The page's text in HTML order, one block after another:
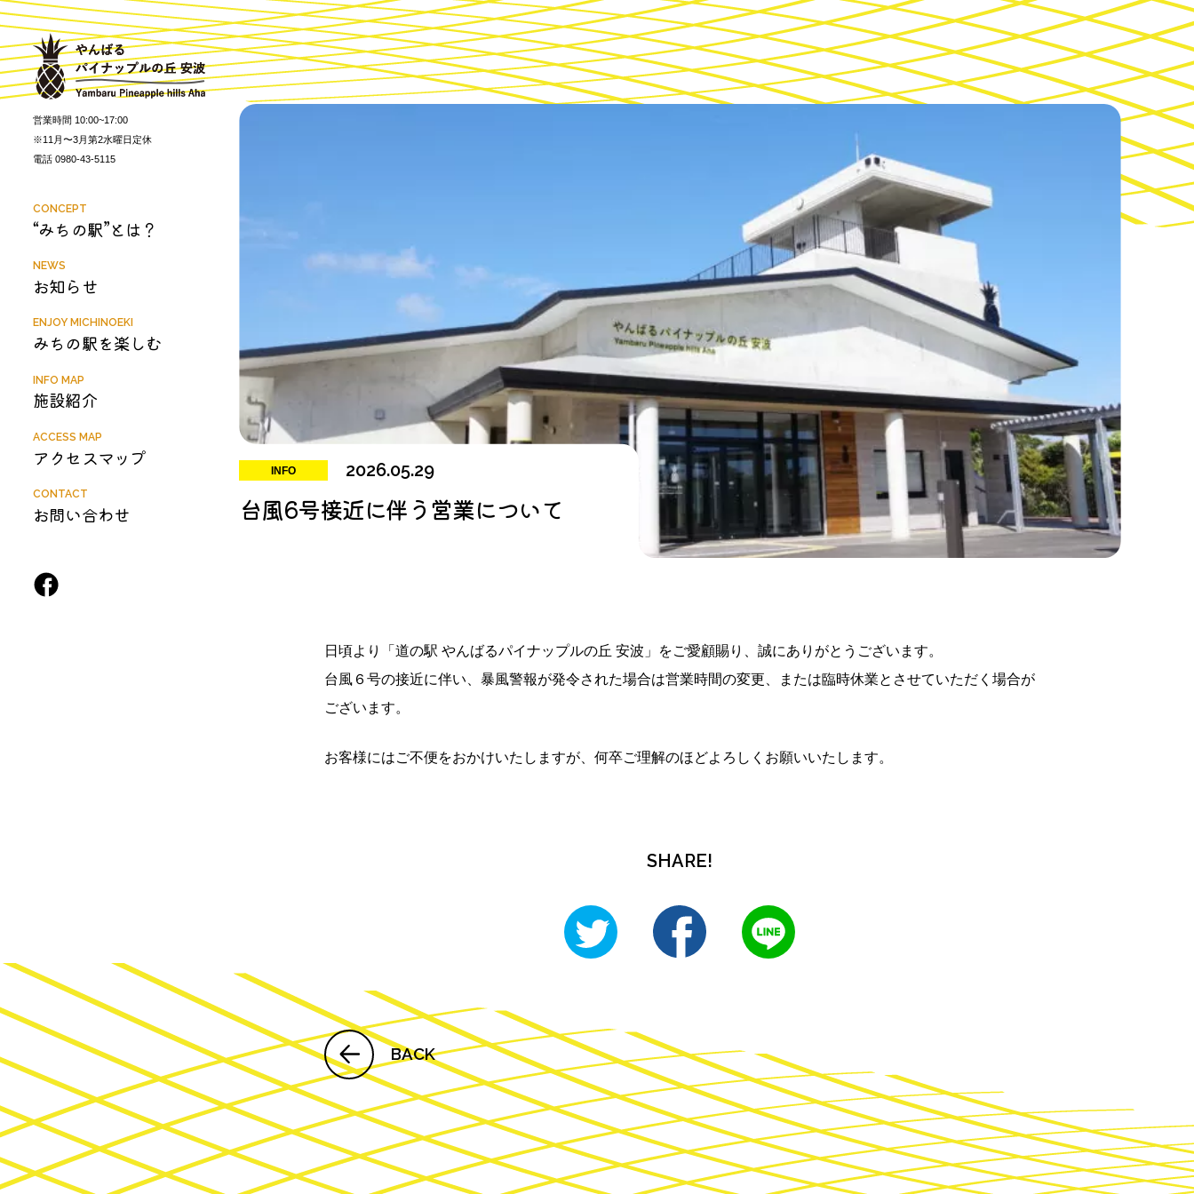
営業時間 10:00~17:00
※11月〜3月第2水曜日定休
電話 0980-43-5115
CONCEPT
“みちの駅”とは？
NEWS
お知らせ
ENJOY MICHINOEKI
みちの駅を楽しむ
INFO MAP
施設紹介
ACCESS MAP
アクセスマップ
CONTACT
お問い合わせ
INFO 2026.05.29
台風6号接近に伴う営業について
日頃より「道の駅 やんばるパイナップルの丘 安波」をご愛顧賜り、誠にありがとうございます。
台風６号の接近に伴い、暴風警報が発令された場合は営業時間の変更、または臨時休業とさせていただく場合が
ございます。
お客様にはご不便をおかけいたしますが、何卒ご理解のほどよろしくお願いいたします。
SHARE!
BACK